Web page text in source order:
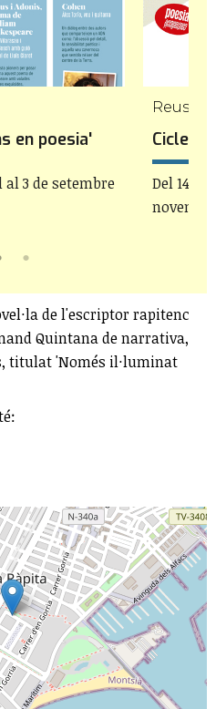
en poesia'
al 3 de setembre
Reus
Cicle
Del 14
de l'escriptor rapitenc
Quintana de narrativa,
titulat 'Només il·luminat